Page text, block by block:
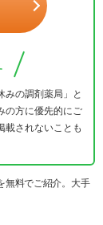
みの調剤薬局」と
の方に優先的にご
載されないことも
無料でご紹介。大手